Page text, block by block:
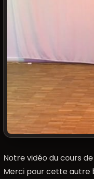
Notre vidéo du cours
Merci pour cette autre